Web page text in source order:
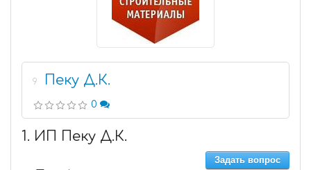
9 Пеку Д.К.
0
1. ИП Пеку Д.К.
Задать вопрос